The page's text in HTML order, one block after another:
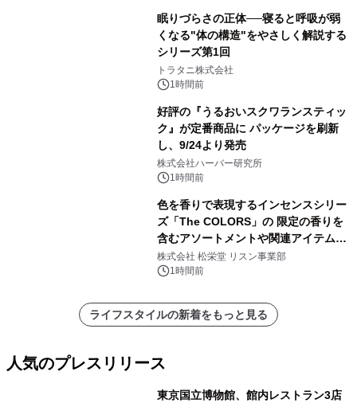
眠りづらさの正体──寝ると呼吸が弱
くなる"体の構造"をやさしく解説する
シリーズ第1回
トラタニ株式会社
1時間前
好評の『うるおいスクワランスティッ
ク』が定番商品に パッケージを刷新
し、9/24より発売
株式会社ハーバー研究所
1時間前
色を香りで表現するインセンスシリー
ズ「The COLORS」の 限定の香りを
含むアソートメントや関連アイテムを
8月6日発売
株式会社 松栄堂 リスン事業部
1時間前
ライフスタイルの新着をもっと見る
人気のプレスリリース
東京国立博物館、館内レストラン3店